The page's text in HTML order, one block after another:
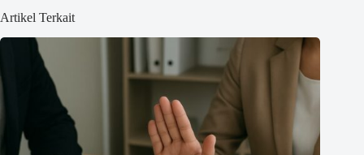
Artikel Terkait